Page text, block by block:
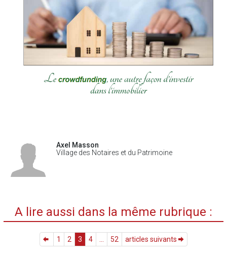
Axel Masson
Village des Notaires et du Patrimoine
A lire aussi dans la même rubrique :
1 2 3 4 52 articles suivants